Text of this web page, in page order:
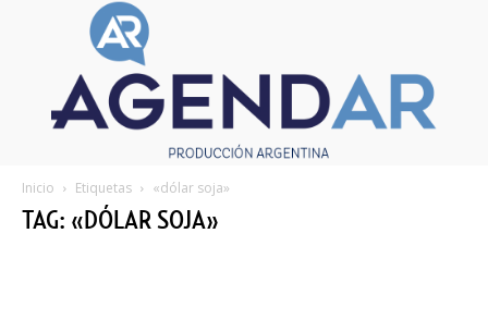
Inicio Etiquetas «dólar soja»
TAG: «DÓLAR SOJA»